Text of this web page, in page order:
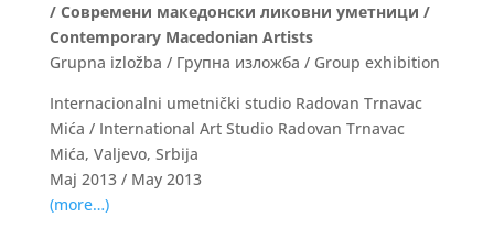
/ Современи македонски ликовни уметници /
Contemporary Macedonian Artists
Grupna izložba / Групна изложба / Group exhibition
Internacionalni umetnički studio Radovan Trnavac
Mića / International Art Studio Radovan Trnavac
Mićа, Valjevo, Srbija
Maj 2013 / May 2013
(more…)